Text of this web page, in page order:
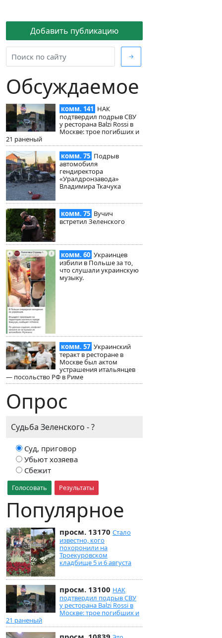
Добавить публикацию
→
Обсуждаемое
комм. 141 НАК
подтвердил подрыв СВУ
у ресторана Balzi Rossi в
Москве: трое погибших и
21 раненый
комм. 75 Подрыв
автомобиля
гендиректора
«Уралдронзавода»
Владимира Ткачука
комм. 75 Вучич
встретил Зеленского
комм. 60 Украинцев
избили в Польше за то,
что слушали украинскую
музыку.
комм. 57 Украинский
теракт в ресторане в
Москве был актом
устрашения итальянцев
— посольство РФ в Риме
Опрос
Судьба Зеленского - ?
Суд, приговор
Убьют хозяева
Сбежит
Голосовать Результаты
Популярное
просм. 13170 Стало
известно, кого
похоронили на
Троекуровском
кладбище 5 и 6 августа
просм. 13100 НАК
подтвердил подрыв СВУ
у ресторана Balzi Rossi в
Москве: трое погибших и
21 раненый